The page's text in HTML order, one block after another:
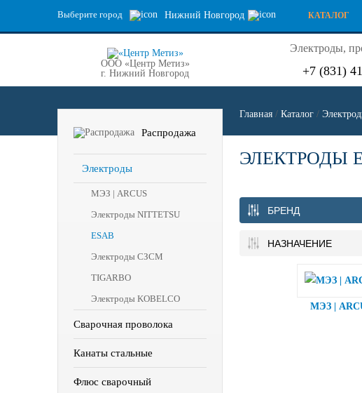
Выберите город Нижний Новгород КАТАЛОГ
ООО «Центр Метиз»
г. Нижний Новгород
Электроды,
+7 (831)
Распродажа
Электроды
МЭЗ | ARCUS
Электроды NITTETSU
ESAB
Электроды СЗСМ
TIGARBO
Электроды KOBELCO
Сварочная проволока
Канаты стальные
Флюс сварочный
Главная / Каталог /
ЭЛЕКТРОДЫ
БРЕНД
НАЗНАЧЕНИЕ
МЭЗ |